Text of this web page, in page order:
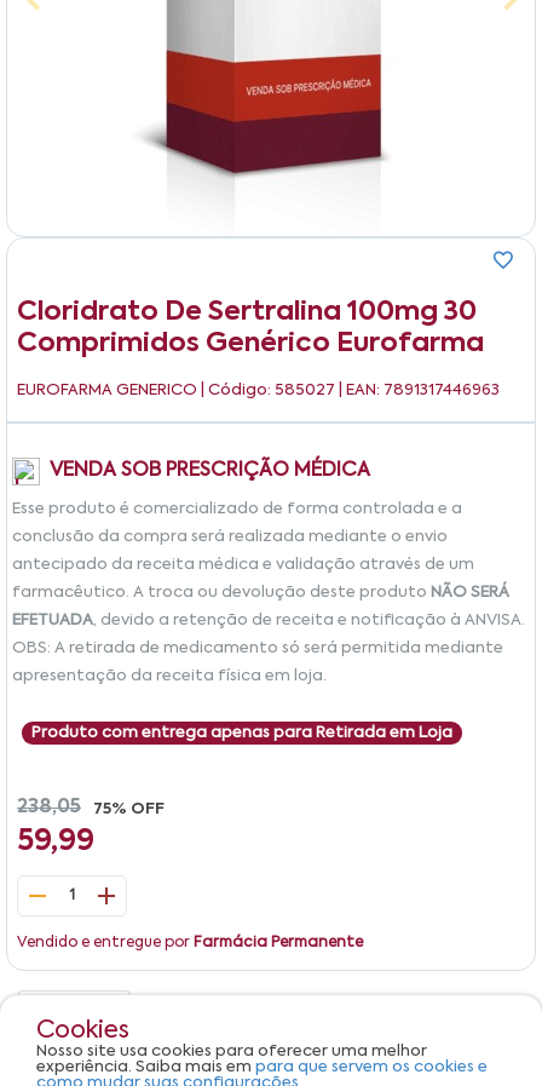
Cloridrato De Sertralina 100mg 30
Comprimidos Genérico Eurofarma
EUROFARMA GENERICO | Código: 585027 | EAN: 7891317446963
VENDA SOB PRESCRIÇÃO MÉDICA
Esse produto é comercializado de forma controlada e a
conclusão da compra será realizada mediante o envio
antecipado da receita médica e validação através de um
farmacêutico. A troca ou devolução deste produto NÃO SERÁ
EFETUADA, devido a retenção de receita e notificação à ANVISA.
OBS: A retirada de medicamento só será permitida mediante
apresentação da receita física em loja.
Produto com entrega apenas para Retirada em Loja
238,05 75% OFF
59,99
1
Vendido e entregue por Farmácia Permanente
Produto não apresenta descrição.
Cookies
Nosso site usa cookies para oferecer uma melhor
experiência. Saiba mais em para que servem os cookies e